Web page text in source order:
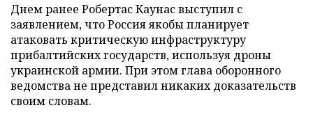
Днем ранее Робертас Каунас выступил с
заявлением, что Россия якобы планирует
атаковать критическую инфраструктуру
прибалтийских государств, используя дроны
украинской армии. При этом глава оборонного
ведомства не представил никаких доказательств
своим словам.